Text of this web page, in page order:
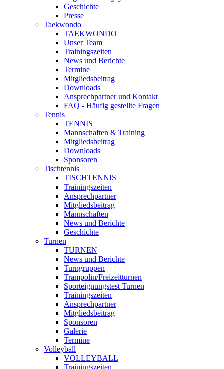
Geschichte
Presse
Taekwondo
TAEKWONDO
Unser Team
Trainingszeiten
News und Berichte
Termine
Mitgliedsbeitrag
Downloads
Ansprechpartner und Kontakt
FAQ - Häufig gestellte Fragen
Tennis
TENNIS
Mannschaften & Training
Mitgliedsbeitrag
Downloads
Sponsoren
Tischtennis
TISCHTENNIS
Trainingszeiten
Ansprechpartner
Mitgliedsbeitrag
Mannschaften
News und Berichte
Geschichte
Turnen
TURNEN
News und Berichte
Turngruppen
Trampolin/Freizeitturnen
Sporteignungstest Turnen
Trainingszeiten
Ansprechpartner
Mitgliedsbeitrag
Sponsoren
Galerie
Termine
Volleyball
VOLLEYBALL
Trainingszeiten